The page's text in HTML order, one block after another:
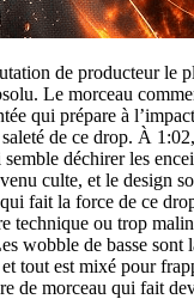
de producteur le
Le morceau
qui prépare à
de ce drop. À
déchirer les
culte, et le design
fait la force de ce
technique ou trop
wobble de basse sont
tout est mixé pour
de morceau qui fait